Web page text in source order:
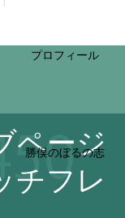
HOME
プロフィール
ページ
チフレ